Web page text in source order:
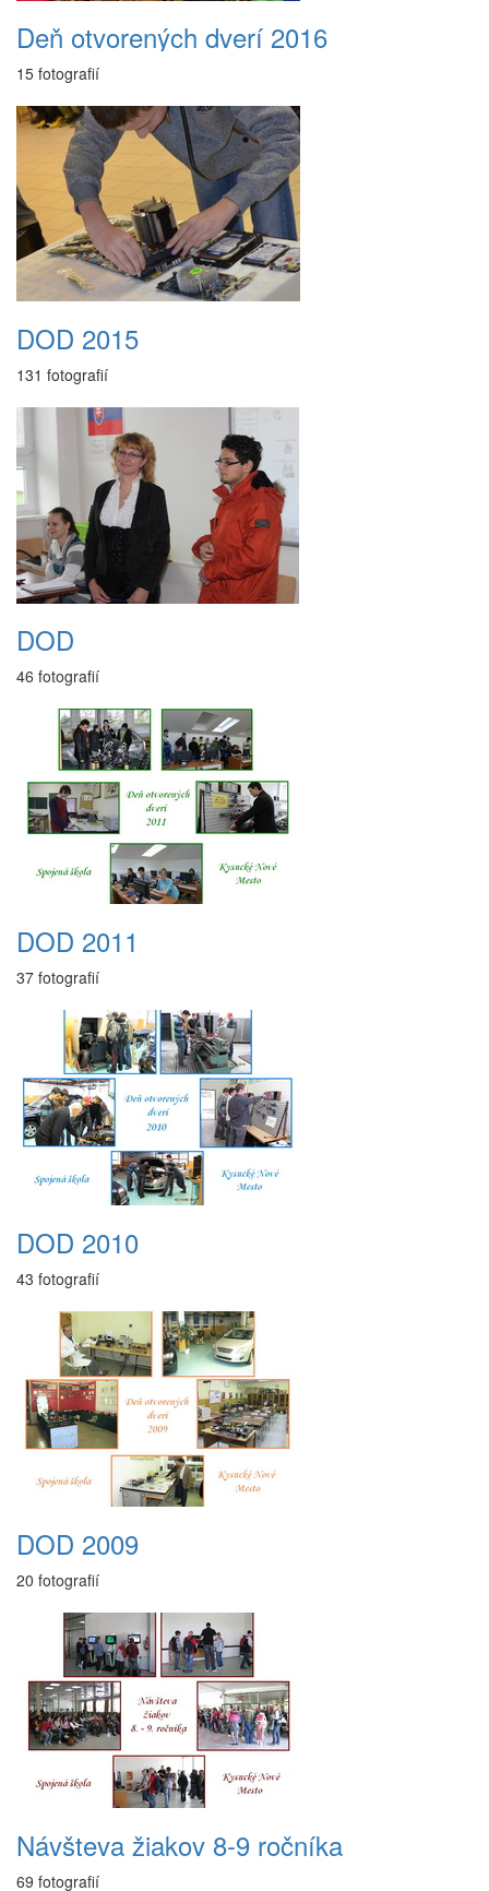
Deň otvorených dverí 2016
15 fotografií
DOD 2015
131 fotografií
DOD
46 fotografií
DOD 2011
37 fotografií
DOD 2010
43 fotografií
DOD 2009
20 fotografií
Návšteva žiakov 8-9 ročníka
69 fotografií